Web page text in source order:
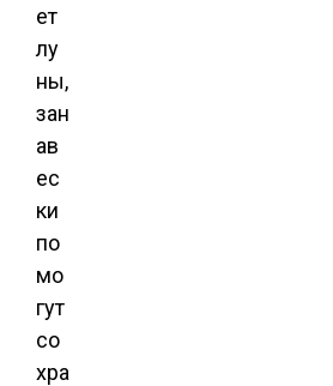
ет
лу
ны,
зан
ав
ес
ки
по
мо
гут
со
хра